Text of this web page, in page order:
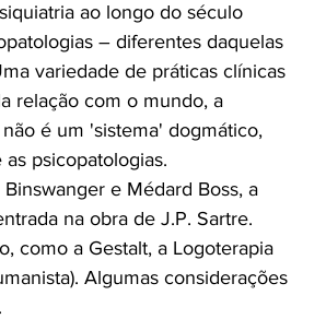
ao longo do século
– diferentes daquelas
variedade de práticas clínicas
relação com o mundo, a
é um 'sistema' dogmático,
psicopatologias.
e Médard Boss, a
na obra de J.P. Sartre.
como a Gestalt, a Logoterapia
Algumas considerações